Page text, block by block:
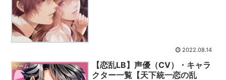
2022.08.14
ゲーム
【恋乱LB】声優（CV）・キャラ
クター一覧【天下統一恋の乱